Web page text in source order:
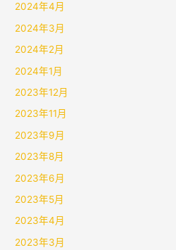
2024年4月
2024年3月
2024年2月
2024年1月
2023年12月
2023年11月
2023年9月
2023年8月
2023年6月
2023年5月
2023年4月
2023年3月